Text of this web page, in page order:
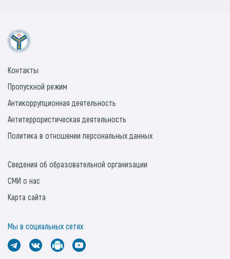
Контакты
Пропускной режим
Антикоррупционная деятельность
Антитеррористическая деятельность
Политика в отношении персональных данных
Сведения об образовательной организации
СМИ о нас
Карта сайта
Мы в социальных сетях